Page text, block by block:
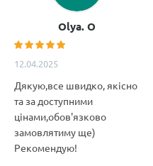
Olya. O
12.04.2025
Дякую,все швидко, якісно
та за доступними
цінами,обов'язково
замовлятиму ще)
Рекомендую!